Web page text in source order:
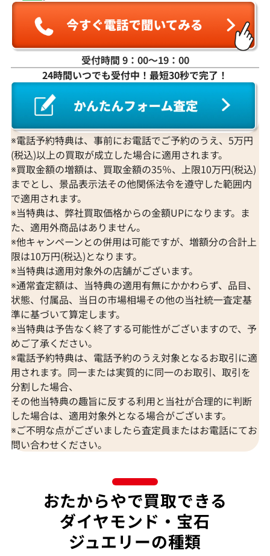
K18WG ダイヤモンド ネックレス 3.31ct
参考買取価格
1,274,000
2026年3月11日時点
K18 ダイヤモン
参考買取価格
2026年2月11日
K18 ブルートパーズ・ダイヤモンド
65.57・0.26・0.06ct
参考買取価格
309,000円
2026年7月10日時点
K18 トルマリン
参考買取価格
297,000円
受付時間 9：00〜19：00
24時間いつでも受付中！最短30秒で完了！
※電話予約特典は、事前にお電話でご予約のうえ、5万円
(税込)以上の買取が成立した場合に適用されます。
※買取金額の増額は、買取金額の35％、上限10万円(税込)
までとし、景品表示法その他関係法令を遵守した範囲内
で適用されます。
※当特典は、弊社買取価格からの金額UPになります。ま
た、適用外商品はありません。
※他キャンペーンとの併用は可能ですが、増額分の合計上
限は10万円(税込)となります。
※当特典は適用対象外の店舗がございます。
※通常査定額は、当特典の適用有無にかかわらず、品目、
状態、付属品、当日の市場相場その他の当社統一査定基
準に基づいて算定します。
※当特典は予告なく終了する可能性がございますので、予
めご了承ください。
※電話予約特典は、電話予約のうえ対象となるお取引に適
用されます。同一または実質的に同一のお取引、取引を
分割した場合、
その他当特典の趣旨に反する利用と当社が合理的に判断
した場合は、適用対象外となる場合がございます。
※ご不明な点がございましたら査定員またはお電話にてお
問い合わせください。
おたからやで買取できる
ダイヤモンド・宝石
ジュエリーの種類